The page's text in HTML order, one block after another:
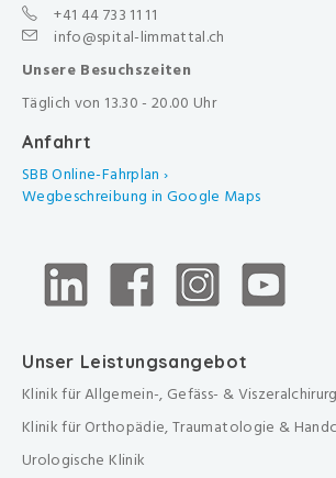
+41 44 733 11 11
info@spital-limmattal.ch
Unsere Besuchszeiten
Täglich von 13.30 - 20.00 Uhr
Anfahrt
SBB Online-Fahrplan ›
Wegbeschreibung in Google Maps
Unser Leistungsangebot
Klinik für Allgemein-, Gefäss- &
Klinik für Orthopädie, Traumatologie &
Urologische Klinik